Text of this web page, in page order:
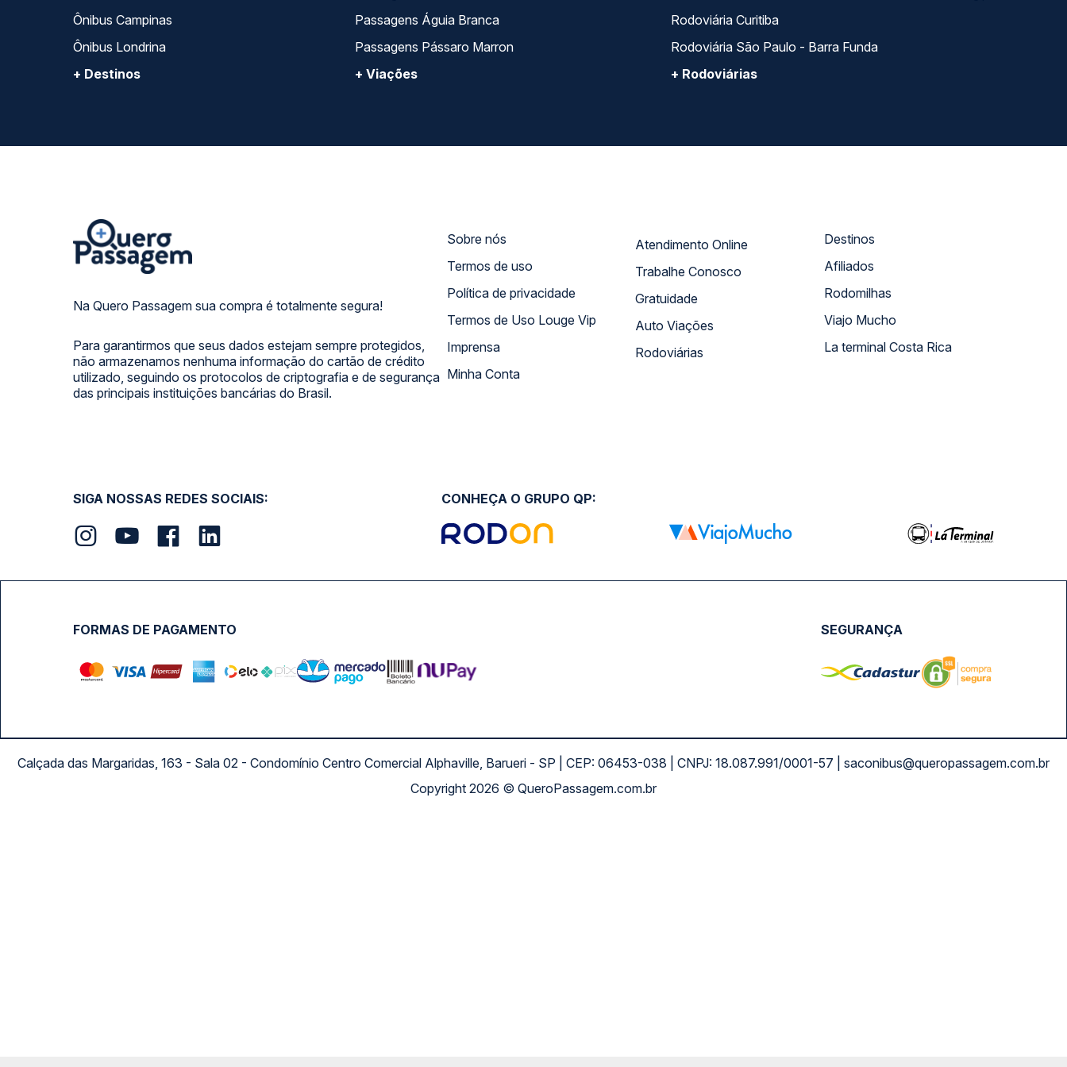
Ônibus Campinas
Ônibus Londrina
+ Destinos
Passagens Águia Branca
Passagens Pássaro Marron
+ Viações
Rodoviária Curitiba
Rodoviária São Paulo - Barra Funda
+ Rodoviárias
Na Quero Passagem sua compra é totalmente segura!
Para garantirmos que seus dados estejam sempre protegidos,
não armazenamos nenhuma informação do cartão de crédito
utilizado, seguindo os protocolos de criptografia e de segurança
das principais instituições bancárias do Brasil.
Sobre nós
Termos de uso
Política de privacidade
Termos de Uso Louge Vip
Imprensa
Minha Conta
Atendimento Online
Trabalhe Conosco
Gratuidade
Auto Viações
Rodoviárias
Destinos
Afiliados
Rodomilhas
Viajo Mucho
La terminal Costa Rica
SIGA NOSSAS REDES SOCIAIS: CONHEÇA O GRUPO QP:
FORMAS DE PAGAMENTO SEGURANÇA
Calçada das Margaridas, 163 - Sala 02 - Condomínio Centro Comercial Alphaville, Barueri - SP | CEP: 06453-038 | CNPJ: 18.087.991/0001-57 | saconibus@queropassagem.com.br
Copyright 2026 © QueroPassagem.com.br